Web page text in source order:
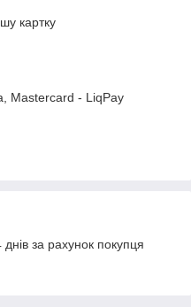
картку
Mastercard - LiqPay
за рахунок покупця